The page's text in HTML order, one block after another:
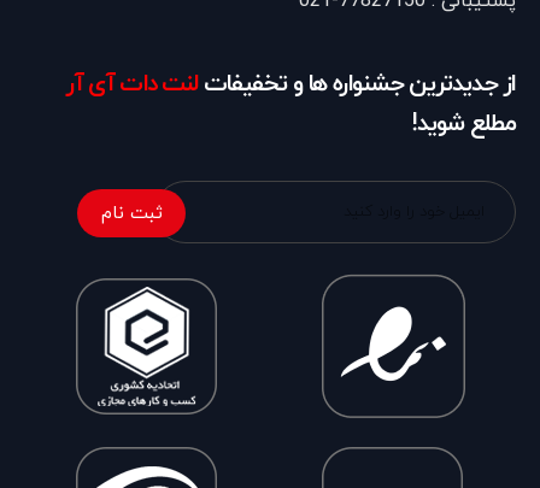
از جدیدترین جشنواره ها و تخفیفاتلنت دات آی آر
مطلع شوید!
ثبت نام